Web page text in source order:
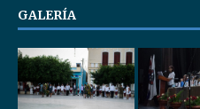
GALERÍA